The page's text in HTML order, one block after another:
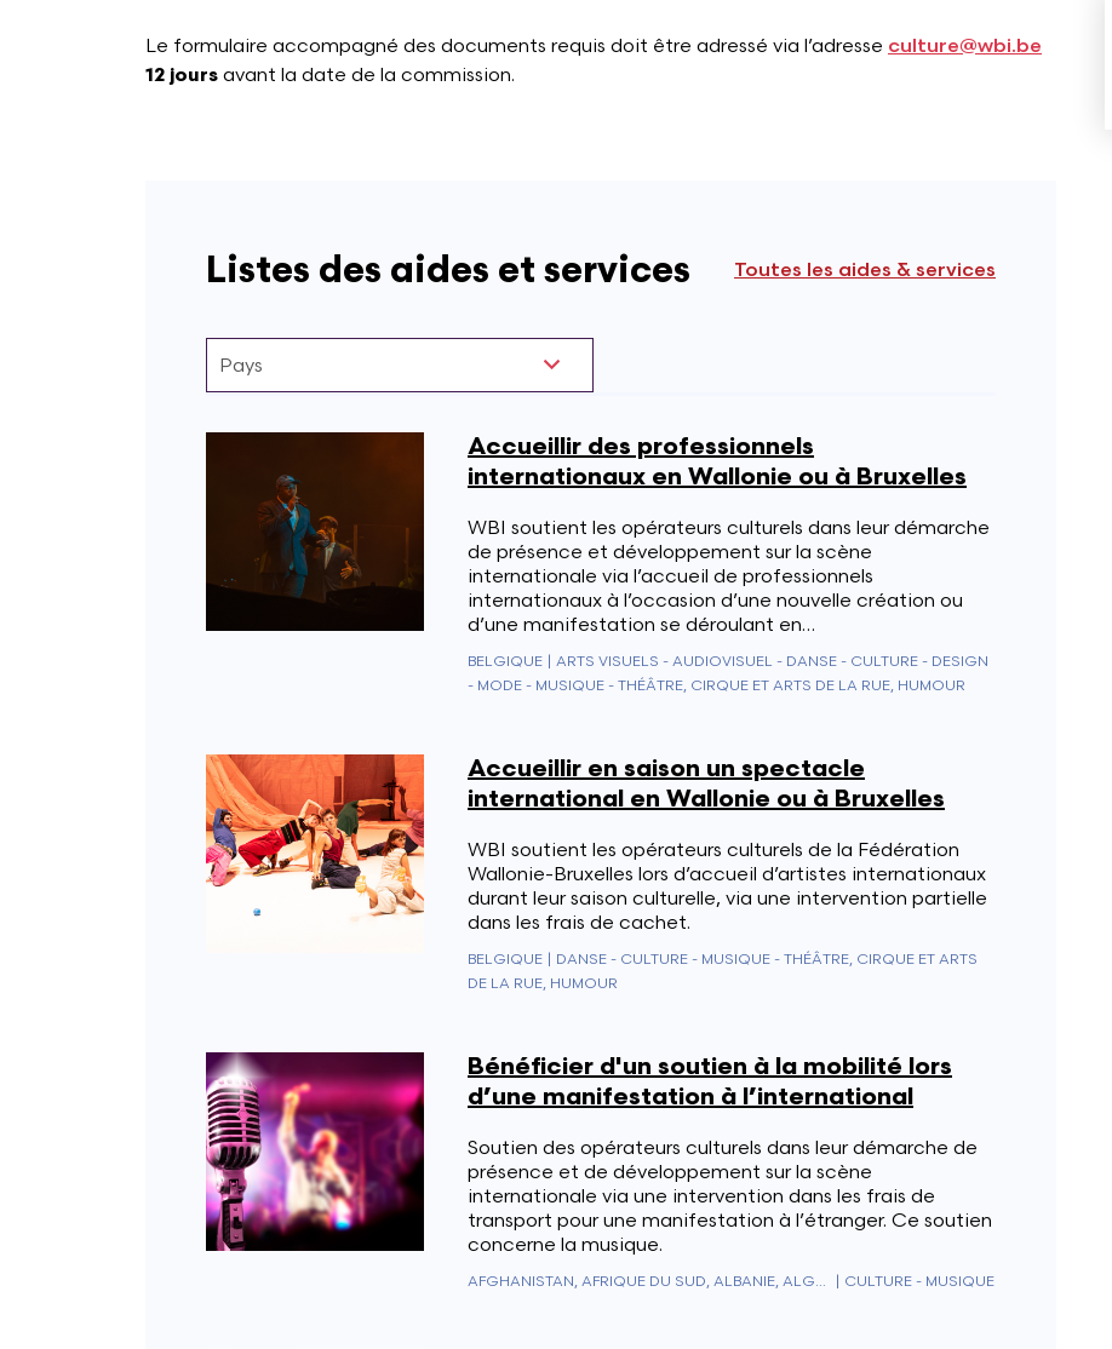
Le formulaire accompagné des documents requis doit être adressé via l’adresse culture@wbi.be
12 jours avant la date de la commission.
Listes des aides et services Toutes les aides & services
Accueillir des professionnels
internationaux en Wallonie ou à Bruxelles
WBI soutient les opérateurs culturels dans leur démarche
de présence et développement sur la scène
internationale via l’accueil de professionnels
internationaux à l’occasion d’une nouvelle création ou
d’une manifestation se déroulant en…
BELGIQUE
ARTS VISUELS - AUDIOVISUEL - DANSE - CULTURE - DESIGN
- MODE - MUSIQUE - THÉÂTRE, CIRQUE ET ARTS DE LA RUE, HUMOUR
Accueillir en saison un spectacle
international en Wallonie ou à Bruxelles
WBI soutient les opérateurs culturels de la Fédération
Wallonie-Bruxelles lors d’accueil d’artistes internationaux
durant leur saison culturelle, via une intervention partielle
dans les frais de cachet.
BELGIQUE
DANSE - CULTURE - MUSIQUE - THÉÂTRE, CIRQUE ET ARTS
DE LA RUE, HUMOUR
Bénéficier d'un soutien à la mobilité lors
d’une manifestation à l’international
Soutien des opérateurs culturels dans leur démarche de
présence et de développement sur la scène
internationale via une intervention dans les frais de
transport pour une manifestation à l’étranger. Ce soutien
concerne la musique.
AFGHANISTAN, AFRIQUE DU SUD, ALBANIE, ALGÉRIE, ALLEMAGNE, ANDORRE, ANGOLA, ANGUILLA, ANTARCTIQUE, ANTIGUA & BARBUDA, ANTILLES NÉERLANDAISES, ARABIE SAOUDITE, ARGENTINE, ARMÉNIE, ARUBA, AUSTRALIE, AUTRICHE, AZERBAÏDJAN, BAHAMAS, BAHREÏN, BANGLADESH, BARBADE, BELIZE, BÉNIN, BERMUDES, BHOUTAN, BIÉLORUSSIE, BOLIVIE, BOSNIE-HERZÉGOVINE, BOTSWANA, BRÉSIL, BRUNEI, BULGARIE, BURKINA FASO, BURUNDI, CAMBODGE, CAMEROUN, CANADA, CAP-VERT, CEUTA & MELILLA, CHILI, CHINE, CHYPRE, CITÉ DU VATICAN, COLOMBIE, COMORES, CONGO - BRAZZAVILLE, CONGO - KINSHASA, CORÉE DU NORD, CORÉE DU SUD, COSTA RICA, CÔTE D'IVOIRE, CROATIE, CUBA, CURAÇAO, DANEMARK, DIEGO GARCIA, DJIBOUTI, DOMINIQUE, ÉGYPTE, ÉMIRATS ARABES UNIS, ÉQUATEUR, ÉRYTHRÉE, ESPAGNE, ESTONIE, ESWATINI, ÉTATS-UNIS, ÉTHIOPIE, FIDJI, FINLANDE, FRANCE, GABON, GAMBIE, GÉORGIE, GÉORGIE DU SUD-ET-LES ÎLES SANDWICH DU SUD, GHANA, GIBRALTAR, GRÈCE, GRENADE, GROENLAND, GUADELOUPE, GUAM, GUATEMALA, GUERNESEY, GUINÉE, GUINÉE ÉQUATORIALE, GUINÉE-BISSAU, GUYANA, GUYANE FRANÇAISE, HAÏTI, HONDURAS, HONG KONG, HONGRIE, ÎLE BOUVET, ÎLE CHRISTMAS, ÎLE DE CLIPPERTON, ÎLE DE L'ASCENSION, ÎLE DE MAN, ÎLE NORFOLK, ÎLES ALAND, ÎLES CAÏMANS, ÎLES CANARIES, ÎLES COCOS (KEELING), ÎLES COOK, ÎLES ÉLOIGNÉES DES ÉTATS-UNIS, ÎLES FÉROÉ, ÎLES HEARD-ET-MACDONALD, ÎLES MALOUINES, ÎLES MARIANNES DU NORD, ÎLES MARSHALL, ÎLES PITCAIRN, ÎLES SALOMON, ÎLES TURQUES-ET-CAÏQUES, ÎLES VIERGES AMÉRICAINES, ÎLES VIERGES BRITANNIQUES, INDE, INDONÉSIE, IRAK, IRAN, IRLANDE, ISLANDE, ISRAËL, ITALIE, JAMAÏQUE, JAPON, JERSEY, JORDANIE, KAZAKHSTAN, KENYA, KIRGHIZISTAN, KIRIBATI, KOSOVO, KOWEÏT, LAOS, LESOTHO, LETTONIE, LIBAN, LIBÉRIA, LIECHTENSTEIN, LITUANIE, LUXEMBOURG, LYBIE, MACÉDOINE DU NORD, MADAGASCAR, MALAISIE, MALAWI, MALDIVES, MALI, MALTE, MAROC, MARTINIQUE, MAURICE, MAURITANIE, MAYOTTE, MEXIQUE, MICRONÉSIE, MOLDAVIE, MONACO, MONGOLIE, MONTÉNÉGRO, MONTSERRAT, MOZAMBIQUE, MYANMAR (BIRMANIE), NAMIBIE, NAURU, NÉPAL, NICARAGUA, NIGER, NIGERIA, NIUE, NORVÈGE, NOUVELLE-CALÉDONIE, NOUVELLE-ZÉLANDE, OCÉANIE ÉLOIGNÉE, OMAN, OUGANDA, OUZBÉKISTAN, PAKISTAN, PALAOS, PANAMA, PAPOUASIE-NOUVELLE-GUINÉE, PARAGUAY, PAYS-BAS, PAYS-BAS CARIBÉENS, PÉROU, PHILIPPINES, POLOGNE, POLYNÉSIE FRANÇAISE, PORTO RICO, PORTUGAL, QATAR, RÉGION ADMINISTRATIVE SPÉCIALE DE MACAO DE LA RÉPUBLIQUE POPULAIRE DE CHINE, RÉPUBLIQUE CENTRAFRICAINE, RÉPUBLIQUE DOMINICAINE, RÉUNION, ROUMANIE, ROYAUME-UNI, RUSSIE, RWANDA, SAHARA OCCIDENTAL, SAINT-CHRISTOPHE-ET-NIÉVÈS, SAINT-MARIN, SAINT-PIERRE-ET-MIQUELON, SAINT-VINCENT-ET-LES-GRENADINES, SAINTE-HÉLÈNE, SAINTE-LUCIE, SALVADOR, SAMOA, SAMOA AMÉRICAINES, SAO TOMÉ-ET-PRINCIPE, SARK, SÉNÉGAL, SERBIE, SEYCHELLES, SIERRA LEONE, SINGAPOUR, SINT MAARTEN, SLOVAQUIE, SLOVÉNIE, SOMALIE, SOUDAN, SOUDAN DU SUD, SRI LANKA, ST. BARTHÉLEMY, ST. MARTIN, SUÈDE, SUISSE, SURINAME, SVALBARD ET JAN MAYEN, SYRIE, TADJIKISTAN, TAÏWAN, TANZANIE, TCHAD, TCHÉQUIE, TERRES AUSTRALES FRANÇAISES, TERRITOIRE BRITANNIQUE DE L'OCÉAN INDIEN, TERRITOIRES PALESTINIENS, THAÏLANDE, TIMOR ORIENTAL, TOGO, TOKELAU, TONGA, TRINITÉ-ET-TOBAGO, TRISTAN DA CUNHA, TUNISIE, TÜRKIYE, TURKMÉNISTAN, TUVALU, UKRAINE, URUGUAY, VANUATU, VENEZUELA, VIETNAM, WALLIS-ET-FUTUNA, YÉMEN, ZAMBIE, ZIMBABWE CULTURE - MUSIQUE